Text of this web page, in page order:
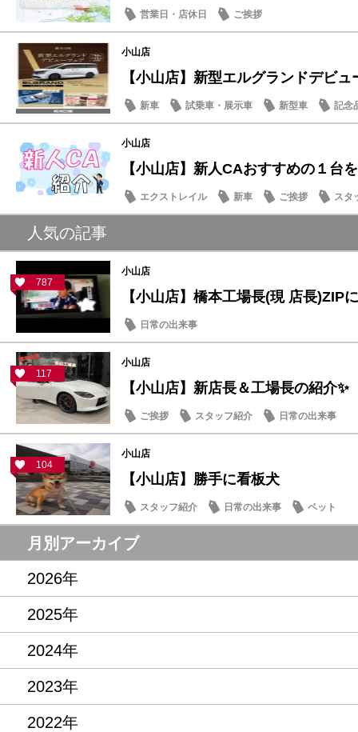
営業日・店休日 ご挨拶
小山店
【小山店】新型エルグランドデビュ
新車 試乗車・展示車 新型車 記念
小山店
【小山店】新人CAおすすめの１台
エクストレイル 新車 ご挨拶 スタ
人気の記事
787
小山店
【小山店】橋本工場長(現 店長)ZIP
日常の出来事
117
小山店
【小山店】新店長＆工場長の紹介✨️
ご挨拶 スタッフ紹介 日常の出来事
104
小山店
【小山店】勝手に看板犬
スタッフ紹介 日常の出来事 ペット
月別アーカイブ
2026年
2025年
2024年
2023年
2022年